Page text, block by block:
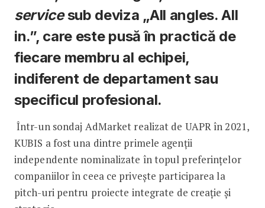
servicesub deviza „All angles. All
in.”, care este pusă în practică de
fiecare membru al echipei,
indiferent de departament sau
specificul profesional.
Într-un sondaj AdMarket realizat de UAPR în 2021,
KUBIS a fost una dintre primele agenții
independente nominalizate în topul preferințelor
companiilor în ceea ce privește participarea la
pitch-uri pentru proiecte integrate de creație și